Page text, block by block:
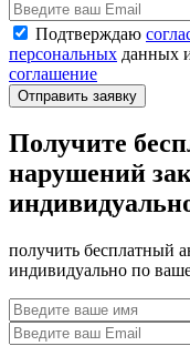
Подтверждаю
персональных данных
соглашение
Отправить заявку
Получите
нарушений
получить бесплатный
индивидуально по